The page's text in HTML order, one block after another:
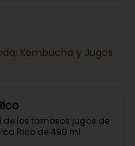
Kombucha y Jugos
de los famosos jugos de
Rico de 490 ml.